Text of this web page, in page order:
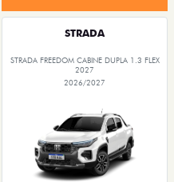
STRADA
STRADA FREEDOM CABINE DUPLA 1.3 FLEX
2027
2026/2027